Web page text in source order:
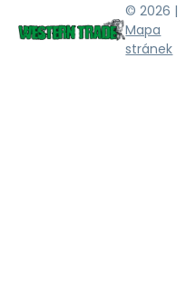
© 2026 |
Mapa
stránek